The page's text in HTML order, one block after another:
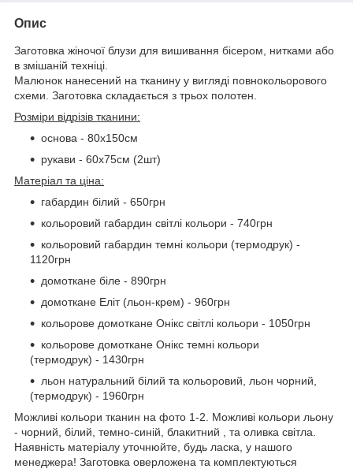
Опис
Заготовка жіночої блузи для вишивання бісером, нитками або
в змішаній техніці.
Малюнок нанесений на тканину у вигляді повнокольорового
схеми. Заготовка складається з трьох полотен.
Розміри відрізів тканини:
основа - 80х150см
рукави - 60х75см (2шт)
Матеріал та ціна:
габардин білий - 650грн
кольоровий габардин світлі кольори - 740грн
кольоровий габардин темні кольори (термодрук) -
1120грн
домоткане біле - 890грн
домоткане Еліт (льон-крем) - 960грн
кольорове домоткане Онікс світлі кольори - 1050грн
кольорове домоткане Онікс темні кольори
(термодрук) - 1430грн
льон натуральний білий та кольоровий, льон чорний,
(термодрук) - 1960грн
Можливі кольори тканин на фото 1-2. Можливі кольори льону
- чорний, білий, темно-синій, блакитний , та оливка світла.
Наявність матеріалу уточнюйте, будь ласка, у нашого
менеджера! Заготовка оверложена та комплектуються